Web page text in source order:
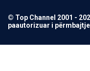
© Top Channel 2001 -
paautorizuar i